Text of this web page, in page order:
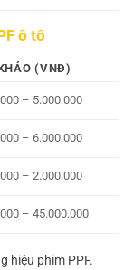
ô tô
(VNĐ)
– 5.000.000
– 6.000.000
– 2.000.000
– 45.000.000
hiệu phim PPF.